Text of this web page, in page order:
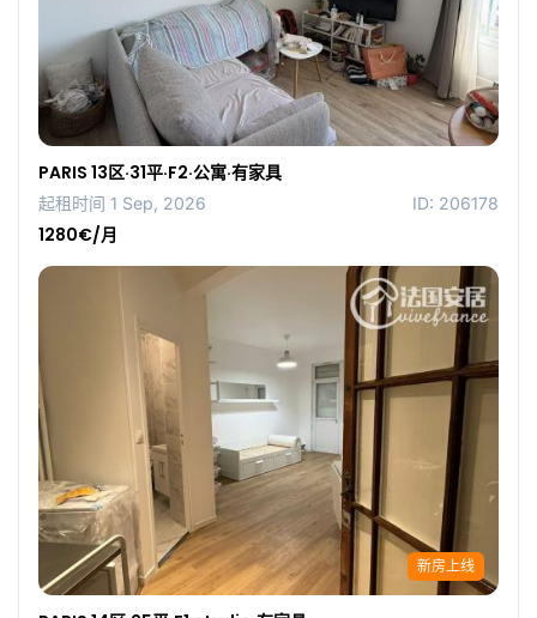
PARIS 13区·31平·F2·公寓·有家具
起租时间 1 Sep, 2026 ID: 206178
1280€/月
新房上线